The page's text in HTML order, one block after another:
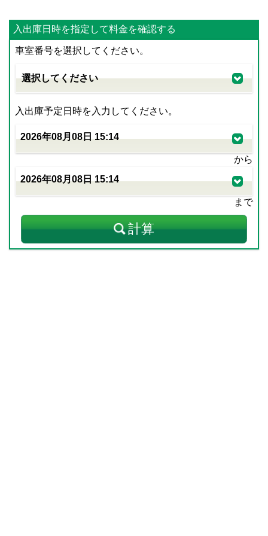
入出庫日時を指定して料金を確認する
車室番号を選択してください。
入出庫予定日時を入力してください。
から
まで
計算